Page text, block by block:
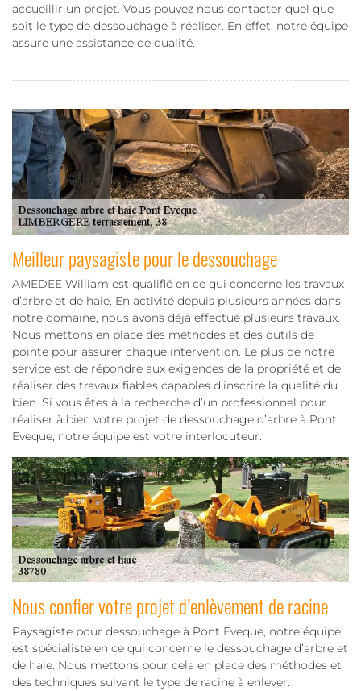
accueillir un projet. Vous pouvez nous contacter quel que
soit le type de dessouchage à réaliser. En effet, notre équipe
assure une assistance de qualité.
Meilleur paysagiste pour le dessouchage
AMEDEE William est qualifié en ce qui concerne les travaux
d’arbre et de haie. En activité depuis plusieurs années dans
notre domaine, nous avons déjà effectué plusieurs travaux.
Nous mettons en place des méthodes et des outils de
pointe pour assurer chaque intervention. Le plus de notre
service est de répondre aux exigences de la propriété et de
réaliser des travaux fiables capables d’inscrire la qualité du
bien. Si vous êtes à la recherche d’un professionnel pour
réaliser à bien votre projet de dessouchage d’arbre à Pont
Eveque, notre équipe est votre interlocuteur.
Nous confier votre projet d’enlèvement de racine
Paysagiste pour dessouchage à Pont Eveque, notre équipe
est spécialiste en ce qui concerne le dessouchage d’arbre et
de haie. Nous mettons pour cela en place des méthodes et
des techniques suivant le type de racine à enlever.